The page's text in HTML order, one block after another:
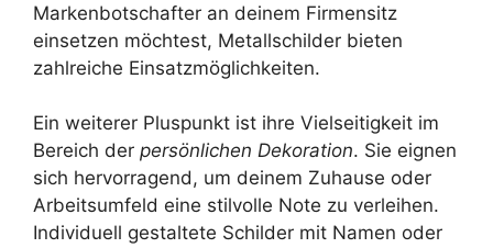
Markenbotschafter an deinem Firmensitz
einsetzen möchtest, Metallschilder bieten
zahlreiche Einsatzmöglichkeiten.
Ein weiterer Pluspunkt ist ihre Vielseitigkeit im
Bereich der persönlichen Dekoration. Sie eignen
sich hervorragend, um deinem Zuhause oder
Arbeitsumfeld eine stilvolle Note zu verleihen.
Individuell gestaltete Schilder mit Namen oder